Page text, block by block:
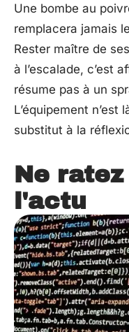
Une bombe au
remplacera jamais
Rester maître de
à l’escalade, c’est
résume pas à un
L’équipement n’est
substitut à la
Ne
l'actu